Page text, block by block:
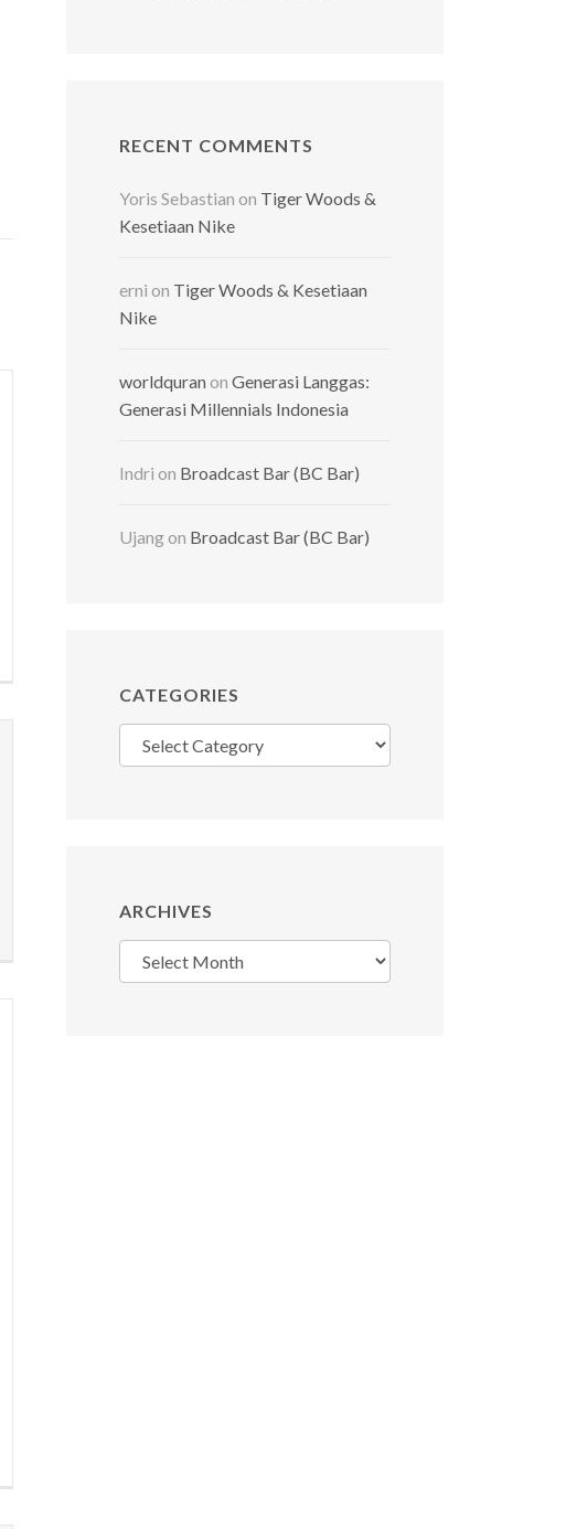
RECENT COMMENTS
Yoris Sebastian on Tiger Woods &
Kesetiaan Nike
erni on Tiger Woods & Kesetiaan
Nike
worldquran on Generasi Langgas:
Generasi Millennials Indonesia
Indri on Broadcast Bar (BC Bar)
Ujangon Broadcast Bar (BC Bar)
CATEGORIES
ARCHIVES